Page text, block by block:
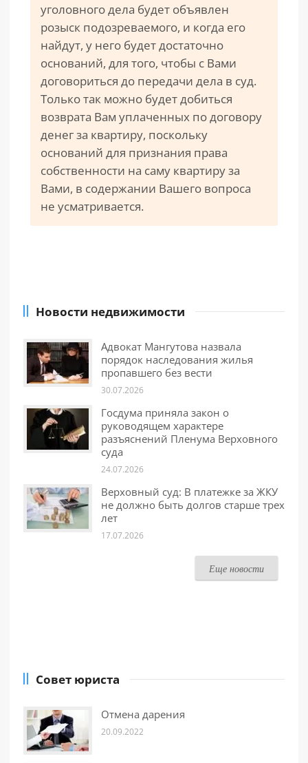
уголовного дела будет объявлен
розыск подозреваемого, и когда его
найдут, у него будет достаточно
оснований, для того, чтобы с Вами
договориться до передачи дела в суд.
Только так можно будет добиться
возврата Вам уплаченных по договору
денег за квартиру, поскольку
оснований для признания права
собственности на саму квартиру за
Вами, в содержании Вашего вопроса
не усматривается.
Новости недвижимости
Адвокат Мангутова назвала
порядок наследования жилья
пропавшего без вести
30.07.2026
Госдума приняла закон о
руководящем характере
разъяснений Пленума Верховного
суда
24.07.2026
Верховный суд: В платежке за ЖКУ
не должно быть долгов старше трех
лет
17.07.2026
Еще новости
Совет юриста
Отмена дарения
20.09.2022